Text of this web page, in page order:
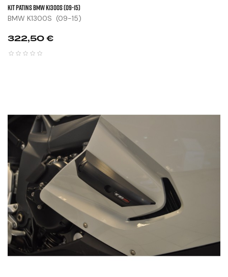
KIT PATINS BMW K1300S (09-15)
BMW K1300S (09-15)
Prix
322,50 €